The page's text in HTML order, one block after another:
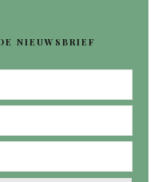
NIEUWSBRIEF